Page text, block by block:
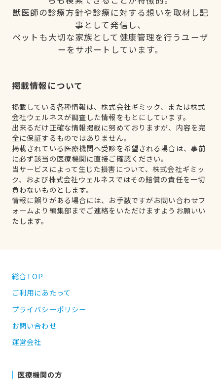
獣医師の診療方針や診療に対する想いを取材し記
事として発信し、
ペットも大切な家族として健康管理を行うユーザ
ーをサポートしています。
掲載情報について
掲載している各種情報は、株式会社ギミック、または株式
会社ウェルネスが調査した情報をもとにしています。
出来るだけ正確な情報掲載に努めておりますが、内容を完
全に保証するものではありません。
掲載されている医療機関へ受診を希望される場合は、事前
に必ず該当の医療機関に直接ご確認ください。
当サービスによって生じた損害について、株式会社ギミッ
ク、および株式会社ウェルネスではその賠償の責任を一切
負わないものとします。
情報に誤りがある場合には、お手数ですがお問い合わせフ
ォームより編集部までご連絡をいただけますようお願いい
たします。
総合TOP
ご利用にあたって
プライバシーポリシー
お問い合わせ
運営会社
医療機関の方